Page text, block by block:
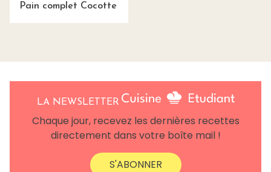
Pain complet Cocotte
LA NEWSLETTER
Chaque jour, recevez les dernières recettes
directement dans votre boîte mail !
S'ABONNER